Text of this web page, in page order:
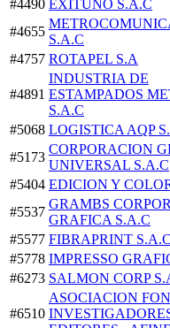
#4490 EXITUNO S.A.C
#4655
S.A.C
#4757 ROTAPEL S.A
#4891
INDUSTRIA DE
ESTAMPADOS
S.A.C
#5068 LOGISTICA AQP
#5173
CORPORACION
UNIVERSAL S.A.C
#5404 EDICION Y
#5537
GRAMBS
GRAFICA S.A.C
#5577 FIBRAPRINT S.A.C
#5778 IMPRESSO
#6273 SALMON CORP
#6510
ASOCIACION